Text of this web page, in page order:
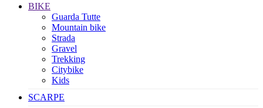
BIKE
Guarda Tutte
Mountain bike
Strada
Gravel
Trekking
Citybike
Kids
SCARPE